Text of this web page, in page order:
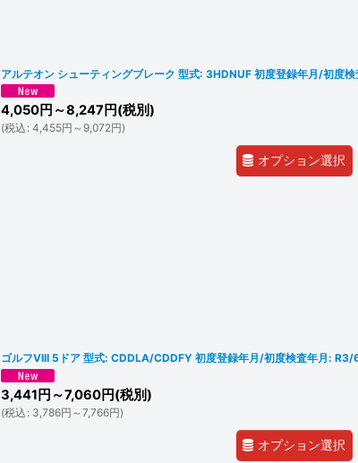
アルテオン シューティングブレーク 型式: 3HDNUF 初度登録年月/初度
4,050円 ～8,247 円(税別)
(税込 : 4,455円 ～9,072円)
オプション選択
ゴルフVIII 5ドア 型式: CDDLA/CDDFY 初度登録年月/初度検査年月: R3/
3,441 円 ～7,060円(税別)
(税込 : 3,786円 ～7,766円)
オプション選択